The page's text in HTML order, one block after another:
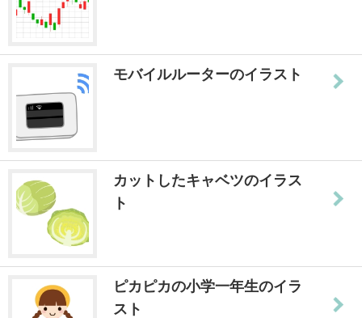
モバイルルーターのイラスト
カットしたキャベツのイラス
ト
ピカピカの小学一年生のイラ
スト